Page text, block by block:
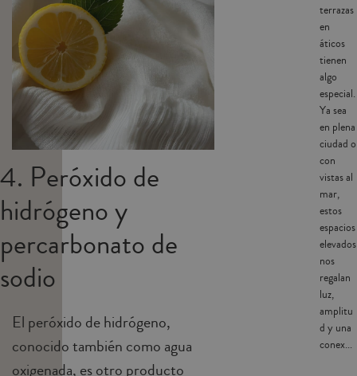
4. Peróxido de
hidrógeno y
percarbonato de
sodio
El peróxido de hidrógeno,
conocido también como agua
oxigenada, es otro producto
terrazas
en
áticos
tienen
algo
especial.
Ya sea
en plena
ciudad o
con
vistas al
mar,
estos
espacios
elevados
nos
regalan
luz,
amplitu
d y una
conex...